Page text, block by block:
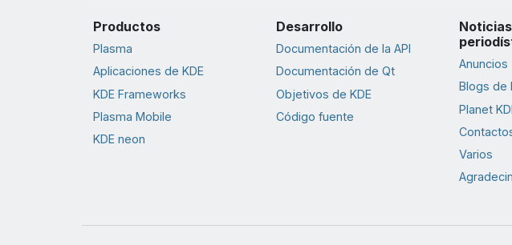
Productos
Plasma
Aplicaciones de KDE
KDE Frameworks
Plasma Mobile
KDE neon
Desarrollo
Documentación de la API
Documentación de Qt
Objetivos de KDE
Código fuente
Anuncios
Blogs de
Planet
Varios